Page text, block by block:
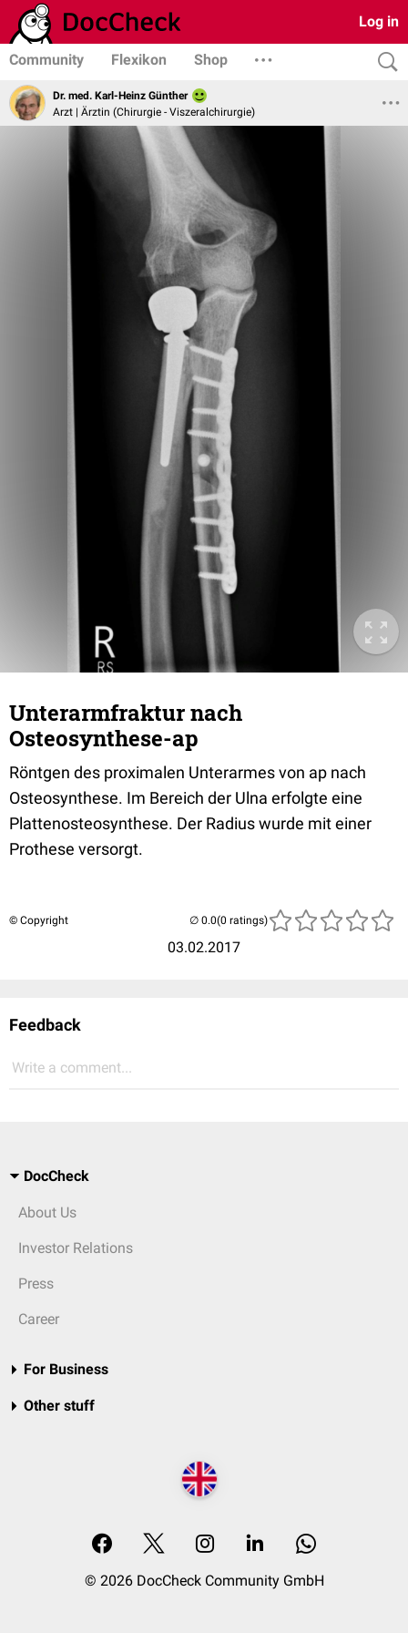
Log in
Community Flexikon Shop
Dr. med. Karl-Heinz Günther
Arzt | Ärztin (Chirurgie - Viszeralchirurgie)
Unterarmfraktur nach
Osteosynthese-ap
Röntgen des proximalen Unterarmes von ap nach
Osteosynthese. Im Bereich der Ulna erfolgte eine
Plattenosteosynthese. Der Radius wurde mit einer
Prothese versorgt.
© Copyright
03.02.2017
(0 ratings)
Feedback
Write a comment...
DocCheck
About Us
Investor Relations
Press
Career
For Business
Other stuff
© 2026 DocCheck Community GmbH